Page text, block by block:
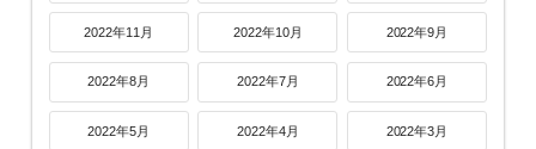
2022年11月 2022年10月 2022年9月
2022年8月 2022年7月 2022年6月
2022年5月 2022年4月 2022年3月